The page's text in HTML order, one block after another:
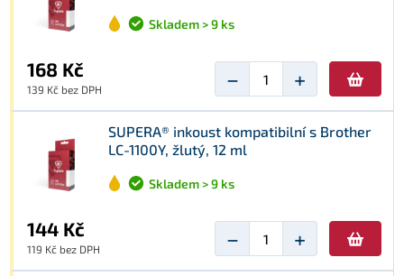
Skladem > 9 ks
168 Kč
139 Kč bez DPH − +
SUPERA® inkoust kompatibilní s Brother
LC-1100Y, žlutý, 12 ml
Skladem > 9 ks
144 Kč
119 Kč bez DPH − +